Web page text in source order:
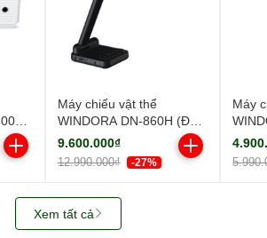
Máy chiếu vật thể
WINDORA DN-860H (Độ
sáng sắc nét/ Full HD)
9.600.000₫
12.990.000₫ -27%
Máy
sáng
Xem tất cả